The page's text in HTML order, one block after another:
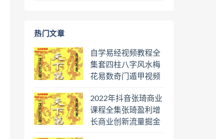
热门文章
自学易经视频教程全
集套四柱八字风水梅
花易数奇门遁甲视频
日罗盘教程百度云网
盘会员
2022年抖音张琦商业
课程全集张琦盈利增
长商业创新流量掘金